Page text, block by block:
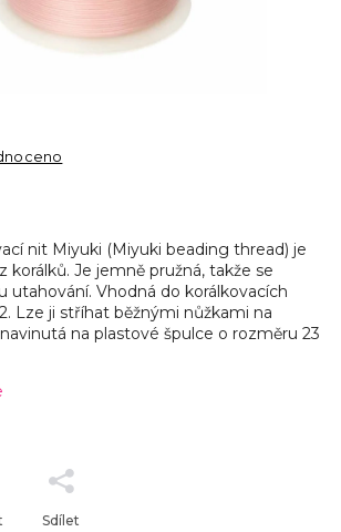
nit Miyuki (Miyuki beading thread) je
korálků. Je jemně pružná, takže se
utahování. Vhodná do korálkovacích
Lze ji stříhat běžnými nůžkami na
na plastové špulce o rozměru 23
Sdílet